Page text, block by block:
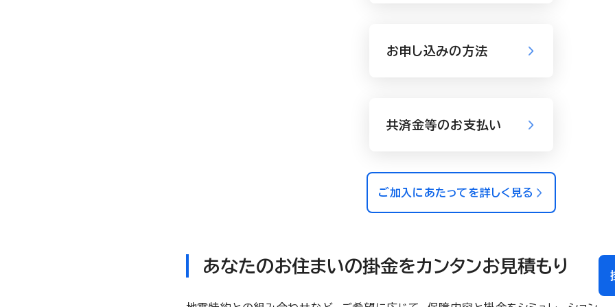
お申し込みの方法
共済金等のお支払い
ご加入にあたってを詳しく見る
あなたのお住まいの掛金をカンタンお見積もり